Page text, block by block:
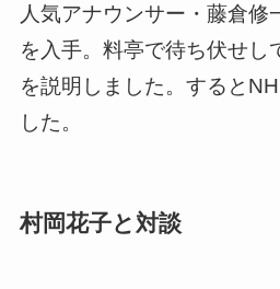
人気アナウンサー・藤倉修
を入手。料亭で待ち伏せし
を説明しました。すると
した。
村岡花子と対談